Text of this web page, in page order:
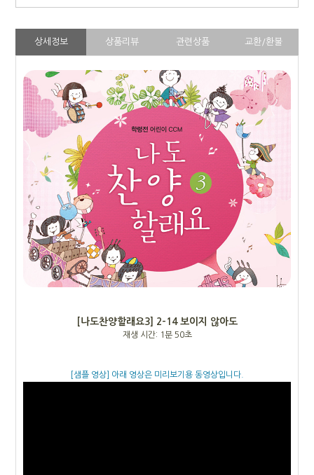
상세정보 상품리뷰 관련상품 교환/환불
[나도찬양할래요3] 2-14 보이지 않아도
재생 시간: 1분 50초
[샘플 영상] 아래 영상은 미리보기용 동영상입니다.